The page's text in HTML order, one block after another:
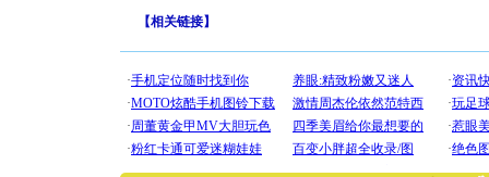
【相关链接】